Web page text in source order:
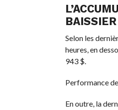
Selon les
heures, en
943 $.
Performance
En outre, la